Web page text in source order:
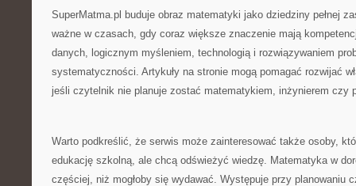
SuperMatma.pl buduje obraz matematyki jako dziedziny pełnej
ważne w czasach, gdy coraz większe znaczenie mają
danych, logicznym myśleniem, technologią i rozwiązywaniem
systematyczności. Artykuły na stronie mogą pomagać rozwijać
jeśli czytelnik nie planuje zostać matematykiem, inżynierem czy
Warto podkreślić, że serwis może zainteresować także osoby,
edukację szkolną, ale chcą odświeżyć wiedzę. Matematyka w
częściej, niż mogłoby się wydawać. Występuje przy planowaniu